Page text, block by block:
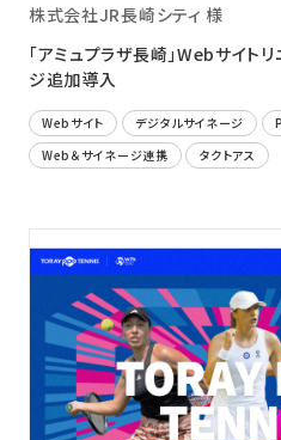
株式会社JR長崎シティ 様
「アミュプラザ長崎」Webサイト
ジ追加導入
Webサイト デジタルサイネージ
Web＆サイネージ連携
タクトアス